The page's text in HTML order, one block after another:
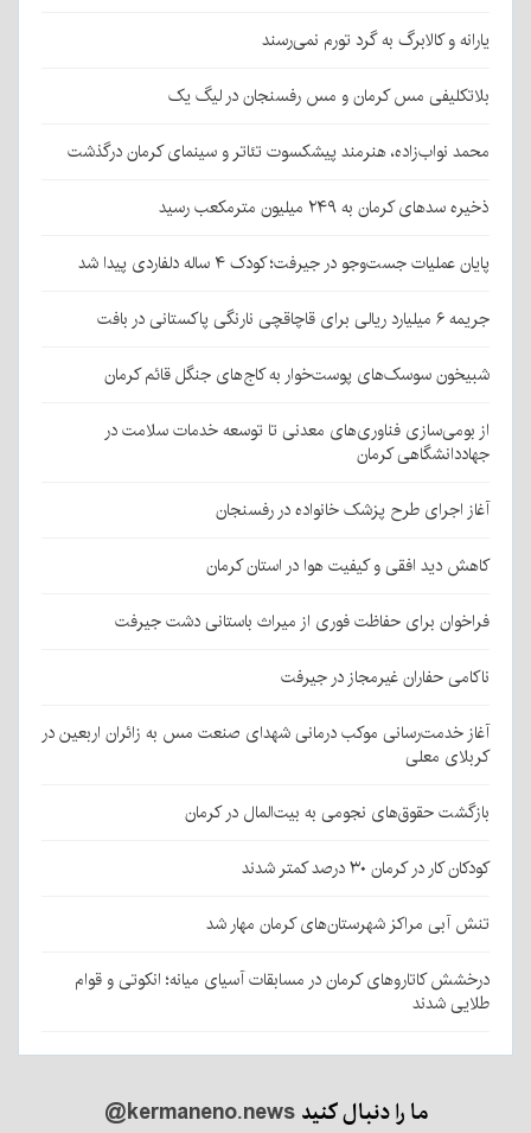
یارانه و کالابرگ به گرد تورم نمی‌رسند
بلاتکلیفی مس کرمان و مس رفسنجان در لیگ یک
محمد نواب‌زاده، هنرمند پیشکسوت تئاتر و سینمای کرمان درگذشت
ذخیره سدهای کرمان به ۲۴۹ میلیون مترمکعب رسید
پایان عملیات جست‌وجو در جیرفت؛ کودک ۴ ساله دلفاردی پیدا شد
جریمه ۶ میلیارد ریالی برای قاچاقچی نارنگی پاکستانی در بافت
شبیخون سوسک‌های پوست‌خوار به کاج‌های جنگل قائم کرمان
از بومی‌سازی فناوری‌های معدنی تا توسعه خدمات سلامت در
جهاددانشگاهی کرمان
آغاز اجرای طرح پزشک خانواده در رفسنجان
کاهش دید افقی و کیفیت هوا در استان کرمان
فراخوان برای حفاظت فوری از میراث باستانی دشت جیرفت
ناکامی حفاران غیرمجاز در جیرفت
آغاز خدمت‌رسانی موکب درمانی شهدای صنعت مس به زائران اربعین در
کربلای معلی
بازگشت حقوق‌های نجومی به بیت‌المال در کرمان
کودکان کار در کرمان ۳۰ درصد کمتر شدند
تنش آبی مراکز شهرستان‌های کرمان مهار شد
درخشش کاتاروهای کرمان در مسابقات آسیای میانه؛ انکوتی و قوام
طلایی شدند
ما را دنبال کنید@kermaneno.news